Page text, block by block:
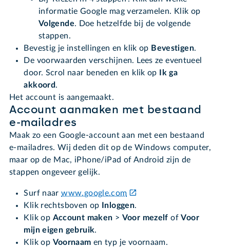
informatie Google mag verzamelen. Klik op
Volgende. Doe hetzelfde bij de volgende
stappen.
Bevestig je instellingen en klik op Bevestigen.
De voorwaarden verschijnen. Lees ze eventueel
door. Scrol naar beneden en klik op
Ik ga
akkoord.
Het account is aangemaakt.
Account aanmaken met bestaand
e-mailadres
Maak zo een Google-account aan met een bestaand
e-mailadres. Wij deden dit op de Windows computer,
maar op de Mac, iPhone/iPad of Android zijn de
stappen ongeveer gelijk.
Surf naarwww.google.com
Klik rechtsboven op
Inloggen.
Klik op Account maken > Voor mezelf ofVoor
mijn eigen gebruik.
Klik op Voornaam en typ je voornaam.